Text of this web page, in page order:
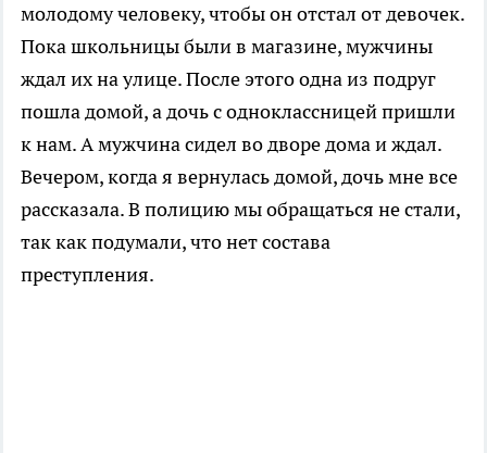
молодому человеку, чтобы он отстал от девочек.
Пока школьницы были в магазине, мужчины
ждал их на улице. После этого одна из подруг
пошла домой, а дочь с одноклассницей пришли
к нам. А мужчина сидел во дворе дома и ждал.
Вечером, когда я вернулась домой, дочь мне все
рассказала. В полицию мы обращаться не стали,
так как подумали, что нет состава
преступления.